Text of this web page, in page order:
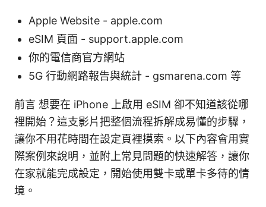
Apple Website - apple.com
eSIM 頁面 - support.apple.com
你的電信商官方網站
5G 行動網路報告與統計 - gsmarena.com 等
前言 想要在 iPhone 上啟用 eSIM 卻不知道該從哪
裡開始？這支影片把整個流程拆解成易懂的步驟，
讓你不用花時間在設定頁裡摸索。以下內容會用實
際案例來說明，並附上常見問題的快速解答，讓你
在家就能完成設定，開始使用雙卡或單卡多待的情
境。